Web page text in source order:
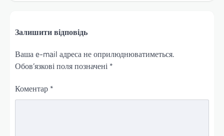
Залишити відповідь
Ваша e-mail адреса не оприлюднюватиметься.
Обов’язкові поля позначені *
Коментар *